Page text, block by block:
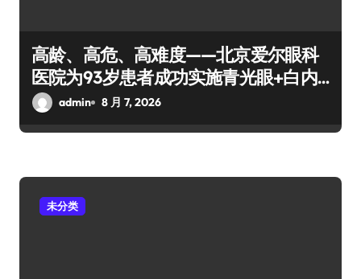
高龄、高危、高难度——北京爱尔眼科
医院为93岁患者成功实施青光眼+白内
障手术
admin 8 月 7, 2026
未分类